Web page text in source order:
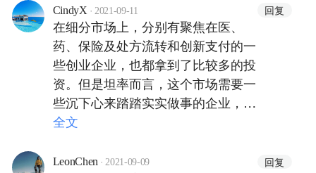
CindyX · 2021-09-11 回复
在细分市场上，分别有聚焦在医、
药、保险及处方流转和创新支付的一
些创业企业，也都拿到了比较多的投
资。但是坦率而言，这个市场需要一
些沉下心来踏踏实实做事的企业，需
要一些能充分整合各种资源与各种数
的做时间的朋友的企业…一体化互联
全文
LeonChen · 2021-09-09 回复